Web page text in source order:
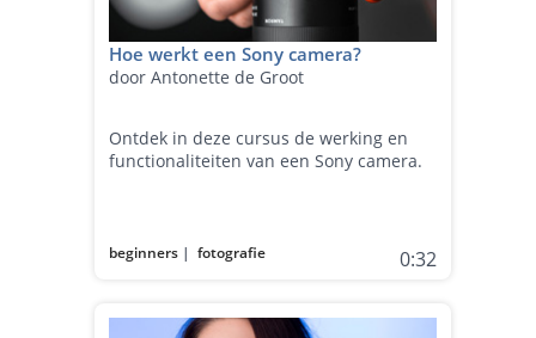
Hoe werkt een Sony camera?
door Antonette de Groot
Ontdek in deze cursus de werking en
functionaliteiten van een Sony camera.
beginners |fotografie 0:32